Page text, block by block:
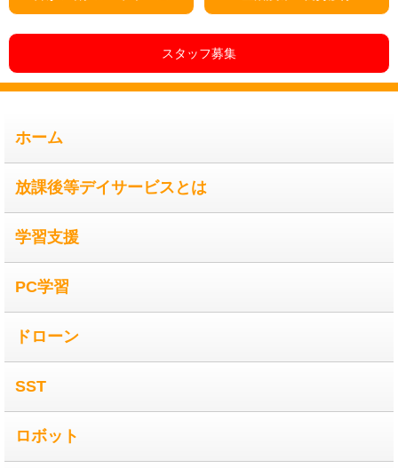
スタッフ募集
ホーム
放課後等デイサービスとは
学習支援
PC学習
ドローン
SST
ロボット